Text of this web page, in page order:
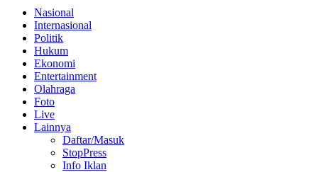
Nasional
Internasional
Politik
Hukum
Ekonomi
Entertainment
Olahraga
Foto
Live
Lainnya
Daftar/Masuk
StopPress
Info Iklan